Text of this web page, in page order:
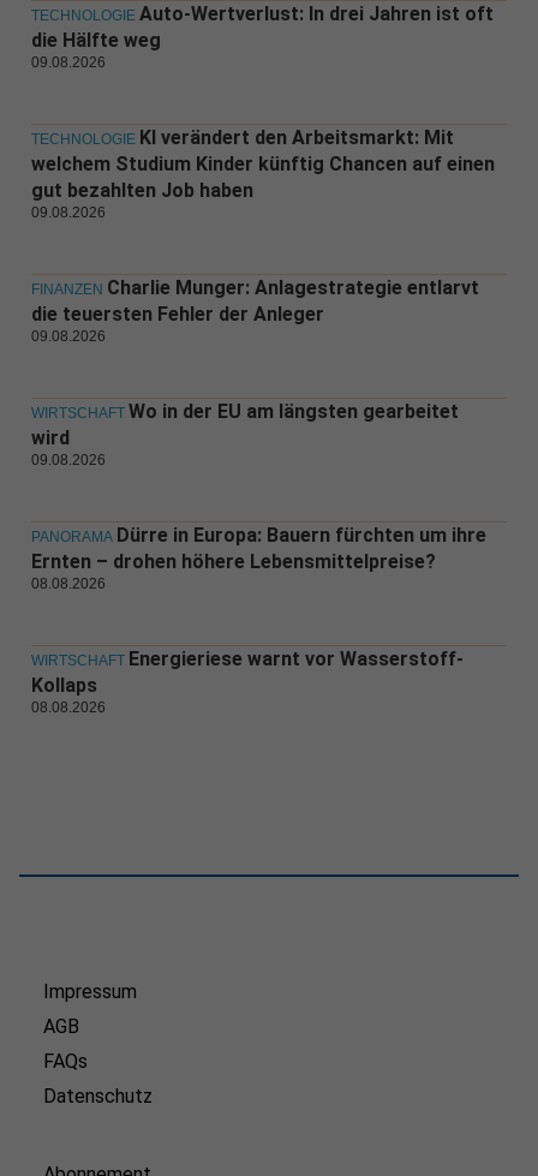
TECHNOLOGIE Auto-Wertverlust: In drei Jahren ist oft
die Hälfte weg
09.08.2026
TECHNOLOGIE KI verändert den Arbeitsmarkt: Mit
welchem Studium Kinder künftig Chancen auf einen
gut bezahlten Job haben
09.08.2026
FINANZEN Charlie Munger: Anlagestrategie entlarvt
die teuersten Fehler der Anleger
09.08.2026
WIRTSCHAFT Wo in der EU am längsten gearbeitet
wird
09.08.2026
PANORAMA Dürre in Europa: Bauern fürchten um ihre
Ernten – drohen höhere Lebensmittelpreise?
08.08.2026
WIRTSCHAFT Energieriese warnt vor Wasserstoff-
Kollaps
08.08.2026
Impressum
AGB
FAQs
Datenschutz